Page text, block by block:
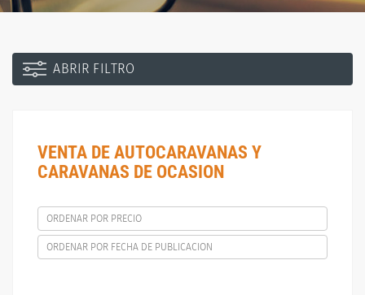
ABRIR FILTRO
VENTA DE AUTOCARAVANAS Y
CARAVANAS DE OCASION
ORDENAR POR PRECIO
ORDENAR POR FECHA DE PUBLICACION